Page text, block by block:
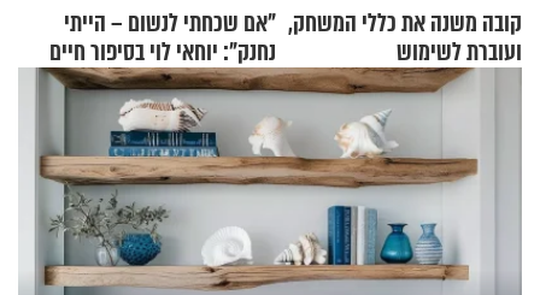
קובה משנה את כללי המשחק,
ועוברת לשימוש
בתלת־אופנועים סולאריים
"אם שכחתי לנשום – הייתי
נחנק": יוחאי לוי בסיפור חיים
מעורר השראה